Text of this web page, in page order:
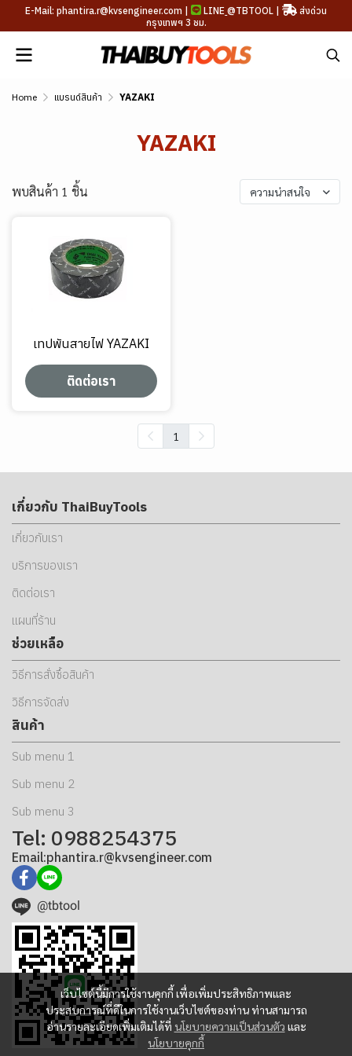
E-Mail: phantira.r@kvsengineer.com | LINE @TBTOOL |
ส่งด่วน
กรุงเทพฯ 3 ชม.
Home แบรนด์สินค้า YAZAKI
YAZAKI
พบสินค้า 1 ชิ้น ความน่าสนใจ
เทปพันสายไฟ YAZAKI
ติดต่อเรา
1
เว็บไซต์นี้มีการใช้งานคุกกี้ เพื่อเพิ่มประสิทธิภาพและ
ประสบการณ์ที่ดีในการใช้งานเว็บไซต์ของท่าน ท่านสามารถ
อ่านรายละเอียดเพิ่มเติมได้ที่ นโยบายความเป็นส่วนตัว และ
นโยบายคุกกี้
เกี่ยวกับ ThaiBuyTools
เกี่ยวกับเรา
บริการของเรา
ติดต่อเรา
แผนที่ร้าน
ช่วยเหลือ
วิธีการสั่งซื้อสินค้า
วิธีการจัดส่ง
สินค้า
Sub menu 1
Sub menu 2
Sub menu 3
Tel: 0988254375
Email:phantira.r@kvsengineer.com
@tbtool